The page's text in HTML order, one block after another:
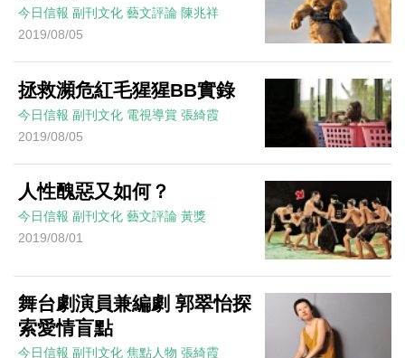
今日信報 副刊文化 藝文評論 陳兆祥
2019/08/05
拯救瀕危紅毛猩猩BB實錄
今日信報 副刊文化 電視導賞 張綺霞
2019/08/05
人性醜惡又如何？
今日信報 副刊文化 藝文評論 黃獎
2019/08/01
舞台劇演員兼編劇 郭翠怡探
索愛情盲點
今日信報 副刊文化 焦點人物 張綺霞